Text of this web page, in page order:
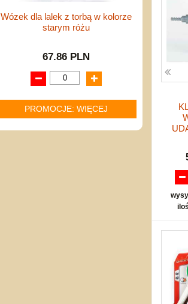
Wózek dla lalek z torbą w kolorze
starym różu
67.86 PLN
PROMOCJE: WIĘCEJ